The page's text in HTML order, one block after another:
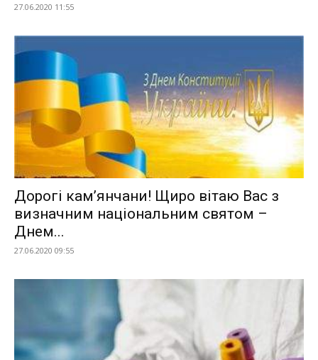
27.06.2020 11:55
Дорогі кам’янчани! Щиро вітаю Вас з
визначним національним святом –
Днем...
27.06.2020 09:55